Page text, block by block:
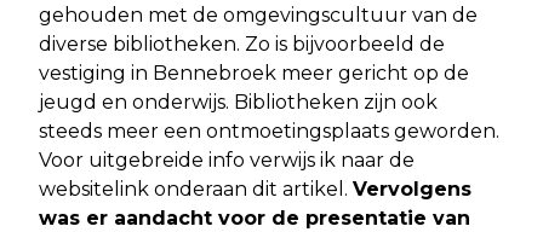
gehouden met de omgevingscultuur van de
diverse bibliotheken. Zo is bijvoorbeeld de
vestiging in Bennebroek meer gericht op de
jeugd en onderwijs. Bibliotheken zijn ook
steeds meer een ontmoetingsplaats geworden.
Voor uitgebreide info verwijs ik naar de
websitelink onderaan dit artikel. Vervolgens
was er aandacht voor de presentatie van